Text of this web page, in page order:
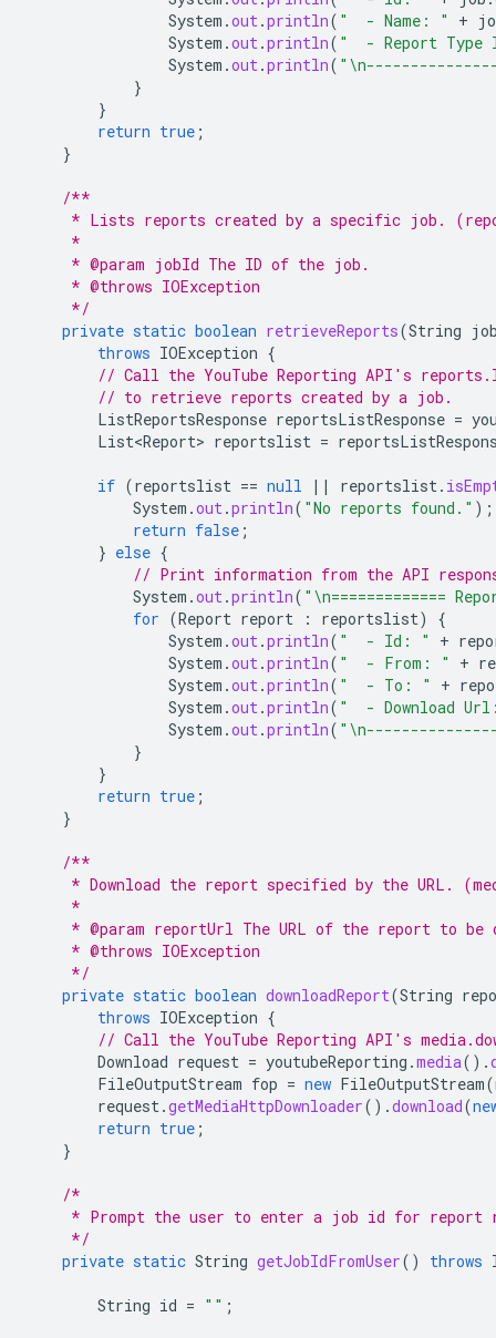
System .out.println( "  - Name: " +
System .out.println( "  - Report
System .out.println(
}
}
return true ;
}
/**
* Lists reports created by a specific job.
     *
     * @param jobId The ID of the job.
     * @throws IOException
     */
private static boolean retrieveReports(String
throws IOException {
// Call the YouTube Reporting API's
// to retrieve reports created by a job.
ListReportsResponse reportsListResponse =
List<Report> reportslist =
if (reportslist == null || reportslist.
System .out.println( "No reports found." );
return false ;
} else {
// Print information from the API
System .out.println( "\n=============
for (Report report : reportslist)
{
System .out.println( "  - Id: " +
System .out.println( "  - From: " +
System .out.println( "  - To: " +
System .out.println( "  - Download
System .out.println(
}
}
return true ;
}
/**
* Download the report specified by the URL.
     *
* @param reportUrl The URL of the report to be
     * @throws IOException
     */
private static boolean downloadReport(String
throws IOException {
// Call the YouTube Reporting API's
Download request = youtubeReporting .media().
FileOutputStream fop = new FileOutputStream(
request.getMediaHttpDownloader().download(
return true ;
}
/*
* Prompt the user to enter a job id for report
     */
private static String getJobIdFromUser() throws
String id = "" ;